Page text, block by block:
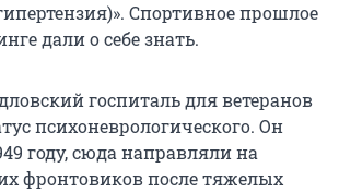
Спортивное прошлое
дали о себе знать.
госпиталь для ветеранов
психоневрологического. Он
году, сюда направляли на
фронтовиков после тяжелых